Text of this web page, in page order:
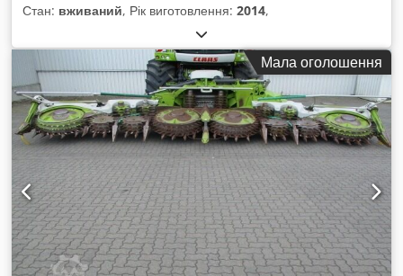
Стан: вживаний, Рік виготовлення: 2014,
Мала оголошення